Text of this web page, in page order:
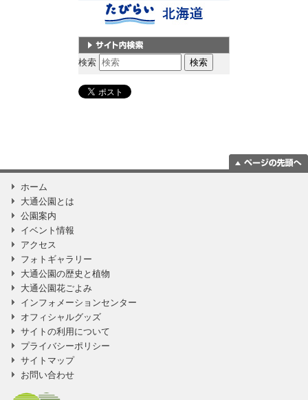
サイト内検索
検索
ホーム
大通公園とは
公園案内
イベント情報
アクセス
フォトギャラリー
大通公園の歴史と植物
大通公園花ごよみ
インフォメーションセンター
オフィシャルグッズ
サイトの利用について
プライバシーポリシー
サイトマップ
お問い合わせ